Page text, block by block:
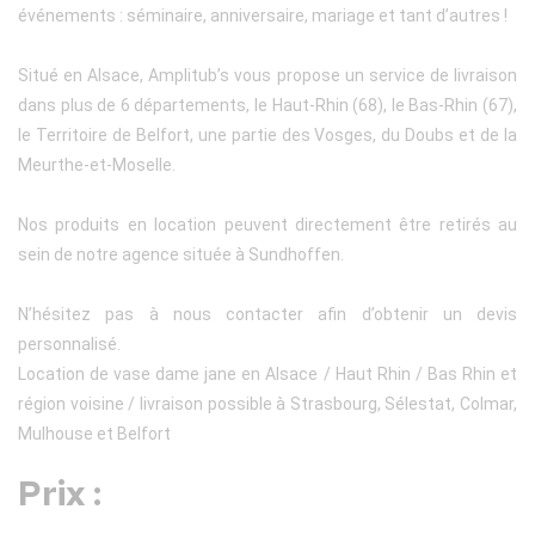
événements : séminaire, anniversaire, mariage et tant d’autres !
Situé en Alsace, Amplitub’s vous propose un service de livraison
dans plus de 6 départements, le Haut-Rhin (68), le Bas-Rhin (67),
le Territoire de Belfort, une partie des Vosges, du Doubs et de la
Meurthe-et-Moselle.
Nos produits en location peuvent directement être retirés au
sein de notre agence située à Sundhoffen.
N’hésitez pas à nous contacter afin d’obtenir un devis
personnalisé.
Location de vase dame jane en Alsace / Haut Rhin / Bas Rhin et
région voisine / livraison possible à Strasbourg, Sélestat, Colmar,
Mulhouse et Belfort
Prix :